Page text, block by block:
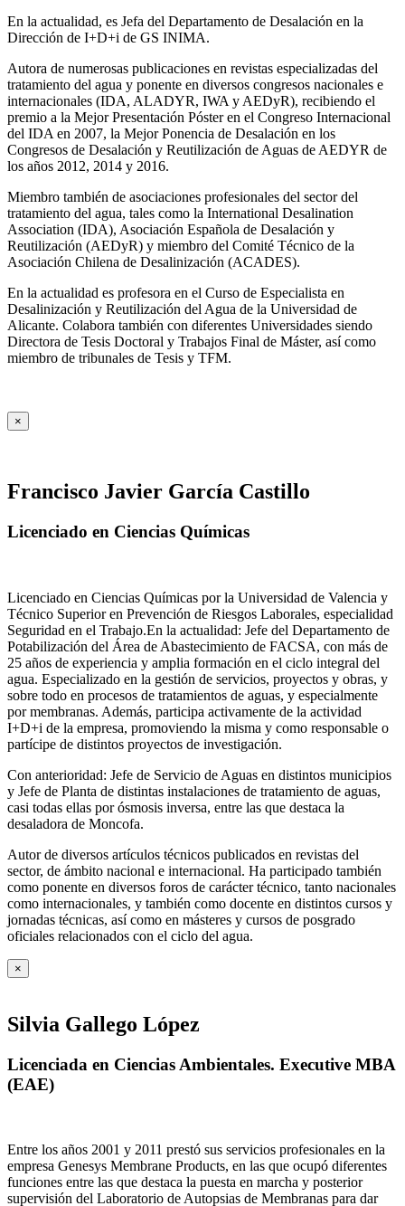
En la actualidad, es Jefa del Departamento de Desalación en la
Dirección de I+D+i de GS INIMA.
Autora de numerosas publicaciones en revistas especializadas del
tratamiento del agua y ponente en diversos congresos nacionales e
internacionales (IDA, ALADYR, IWA y AEDyR), recibiendo el
premio a la Mejor Presentación Póster en el Congreso Internacional
del IDA en 2007, la Mejor Ponencia de Desalación en los
Congresos de Desalación y Reutilización de Aguas de AEDYR de
los años 2012, 2014 y 2016.
Miembro también de asociaciones profesionales del sector del
tratamiento del agua, tales como la International Desalination
Association (IDA), Asociación Española de Desalación y
Reutilización (AEDyR) y miembro del Comité Técnico de la
Asociación Chilena de Desalinización (ACADES).
En la actualidad es profesora en el Curso de Especialista en
Desalinización y Reutilización del Agua de la Universidad de
Alicante. Colabora también con diferentes Universidades siendo
Directora de Tesis Doctoral y Trabajos Final de Máster, así como
miembro de tribunales de Tesis y TFM.
×
Francisco Javier García Castillo
Licenciado en Ciencias Químicas
Licenciado en Ciencias Químicas por la Universidad de Valencia y
Técnico Superior en Prevención de Riesgos Laborales, especialidad
Seguridad en el Trabajo.En la actualidad: Jefe del Departamento de
Potabilización del Área de Abastecimiento de FACSA, con más de
25 años de experiencia y amplia formación en el ciclo integral del
agua. Especializado en la gestión de servicios, proyectos y obras, y
sobre todo en procesos de tratamientos de aguas, y especialmente
por membranas. Además, participa activamente de la actividad
I+D+i de la empresa, promoviendo la misma y como responsable o
partícipe de distintos proyectos de investigación.
Con anterioridad: Jefe de Servicio de Aguas en distintos municipios
y Jefe de Planta de distintas instalaciones de tratamiento de aguas,
casi todas ellas por ósmosis inversa, entre las que destaca la
desaladora de Moncofa.
Autor de diversos artículos técnicos publicados en revistas del
sector, de ámbito nacional e internacional. Ha participado también
como ponente en diversos foros de carácter técnico, tanto nacionales
como internacionales, y también como docente en distintos cursos y
jornadas técnicas, así como en másteres y cursos de posgrado
oficiales relacionados con el ciclo del agua.
×
Silvia Gallego López
Licenciada en Ciencias Ambientales. Executive MBA
(EAE)
Entre los años 2001 y 2011 prestó sus servicios profesionales en la
empresa Genesys Membrane Products, en las que ocupó diferentes
funciones entre las que destaca la puesta en marcha y posterior
supervisión del Laboratorio de Autopsias de Membranas para dar